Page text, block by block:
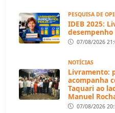
PESQUISA DE
IDEB 2025:
07/08/2026
NOTÍCIAS
Livramento:
acompanha
Taquari ao
Manuel
07/08/2026